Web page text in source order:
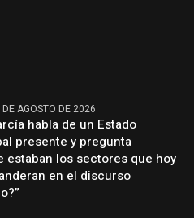
AGOSTO DE 2026
habla de un Estado
presente y pregunta
estaban los sectores que hoy
en el discurso